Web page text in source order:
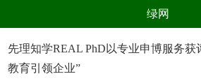
绿网
组织 养生 公
生态
先理知学REAL PhD以专业申博服务获
教育引领企业”